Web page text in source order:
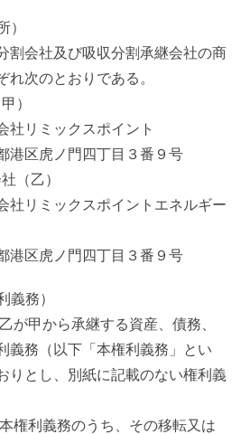
）
割会社及び吸収分割承継会社の商
れ次のとおりである。
）
ミックスポイント
虎ノ門四丁目３番９号
（乙）
ミックスポイントエネルギー
虎ノ門四丁目３番９号
義務）
が甲から承継する資産、債務、
義務（以下「本権利義務」とい
りとし、別紙に記載のない権利義
権利義務のうち、その移転又は